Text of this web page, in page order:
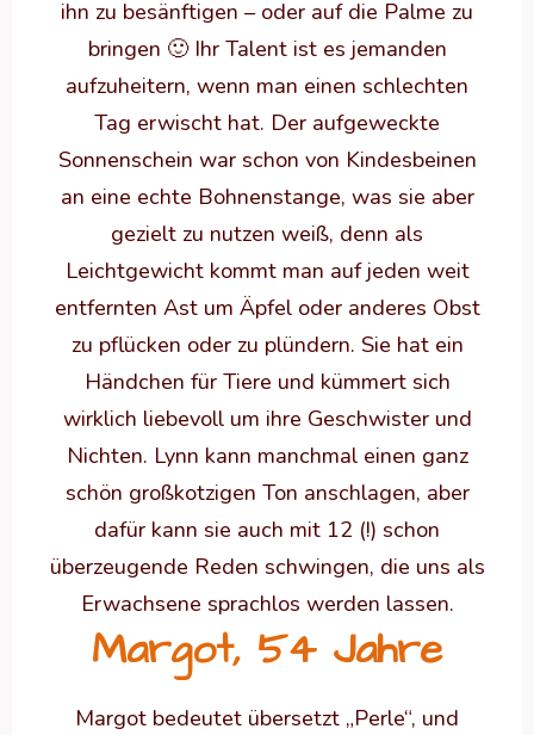
ihn zu besänftigen – oder auf die Palme zu
bringen 🙂 Ihr Talent ist es jemanden
aufzuheitern, wenn man einen schlechten
Tag erwischt hat. Der aufgeweckte
Sonnenschein war schon von Kindesbeinen
an eine echte Bohnenstange, was sie aber
gezielt zu nutzen weiß, denn als
Leichtgewicht kommt man auf jeden weit
entfernten Ast um Äpfel oder anderes Obst
zu pflücken oder zu plündern. Sie hat ein
Händchen für Tiere und kümmert sich
wirklich liebevoll um ihre Geschwister und
Nichten. Lynn kann manchmal einen ganz
schön großkotzigen Ton anschlagen, aber
dafür kann sie auch mit 12 (!) schon
überzeugende Reden schwingen, die uns als
Erwachsene sprachlos werden lassen.
Margot, 54 Jahre
Margot bedeutet übersetzt „Perle“, und